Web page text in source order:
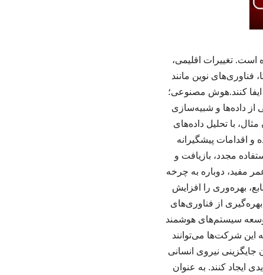
تغییرات اقلیمی،
فناوری‌های نوین مانند
کنند.هوش مصنوعی؛
از داده‌ها و شبیه‌سازی
با تحلیل داده‌های
اقدامات پیشگیرانه
مجدد، بازیافت و
مفید، دوباره به چرخه
بهره‌وری را افزایش
از فناوری‌های
سیستم‌های هوشمند
این شرکت‌ها می‌توانند
نیروی انسانی
ایجاد کنند. به عنوان